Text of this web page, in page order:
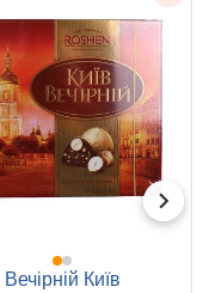
Вечірній Київ